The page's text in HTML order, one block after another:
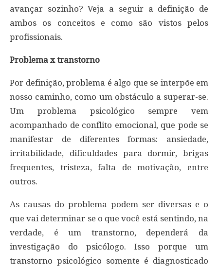
avançar sozinho? Veja a seguir a definição de
ambos os conceitos e como são vistos pelos
profissionais.
Problema x transtorno
Por definição, problema é algo que se interpõe em
nosso caminho, como um obstáculo a superar-se.
Um problema psicológico sempre vem
acompanhado de conflito emocional, que pode se
manifestar de diferentes formas: ansiedade,
irritabilidade, dificuldades para dormir, brigas
frequentes, tristeza, falta de motivação, entre
outros.
As causas do problema podem ser diversas e o
que vai determinar se o que você está sentindo, na
verdade, é um transtorno, dependerá da
investigação do psicólogo. Isso porque um
transtorno psicológico somente é diagnosticado